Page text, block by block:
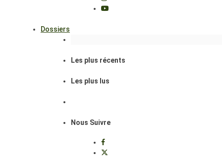
Dossiers
Les plus récents
Les plus lus
Nous Suivre